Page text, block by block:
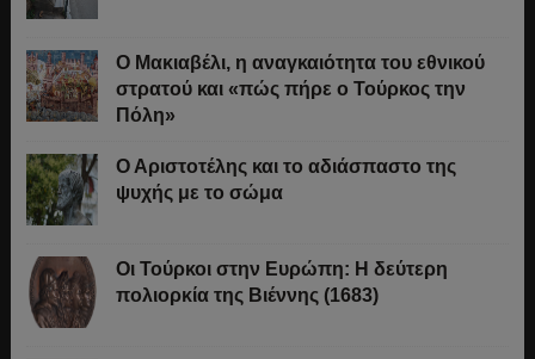
Ο Μακιαβέλι, η αναγκαιότητα του εθνικού
στρατού και «πώς πήρε ο Τούρκος την
Πόλη»
Ο Αριστοτέλης και το αδιάσπαστο της
ψυχής με το σώμα
Οι Τούρκοι στην Ευρώπη: Η δεύτερη
πολιορκία της Βιέννης (1683)